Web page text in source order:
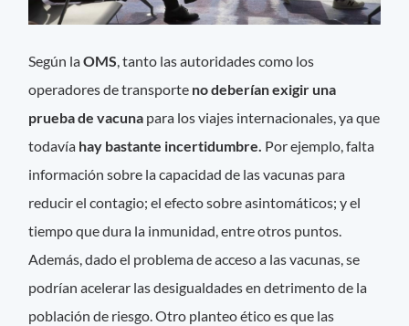
Según laOMS, tanto las autoridades como los
operadores de transporte no deberían exigir una
prueba de vacuna para los viajes internacionales, ya que
todavía hay bastante incertidumbre. Por ejemplo, falta
información sobre la capacidad de las vacunas para
reducir el contagio; el efecto sobre asintomáticos; y el
tiempo que dura la inmunidad, entre otros puntos.
Además, dado el problema de acceso a las vacunas, se
podrían acelerar las desigualdades en detrimento de la
población de riesgo. Otro planteo ético es que las